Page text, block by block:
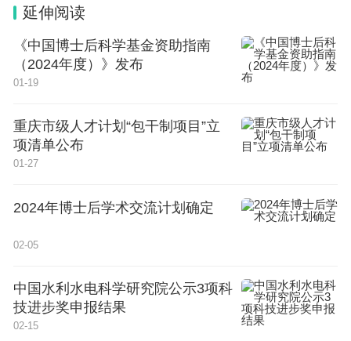
延伸阅读
《中国博士后科学基金资助指南
（2024年度）》发布
01-19
重庆市级人才计划“包干制项目”立
项清单公布
01-27
2024年博士后学术交流计划确定
02-05
中国水利水电科学研究院公示3项科
技进步奖申报结果
02-15